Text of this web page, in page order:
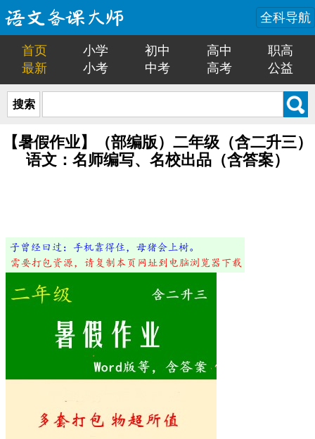
全科导航
首页 小学 初中 高中
职高
最新
小考 中考 高考 公益
搜索
【暑假作业】（部编版）二年级（含二升三）
语文：名师编写、名校出品（含答案）